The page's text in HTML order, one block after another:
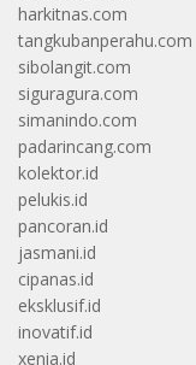
harkitnas.com
tangkubanperahu.com
sibolangit.com
siguragura.com
simanindo.com
padarincang.com
kolektor.id
pelukis.id
pancoran.id
jasmani.id
cipanas.id
eksklusif.id
inovatif.id
xenia.id